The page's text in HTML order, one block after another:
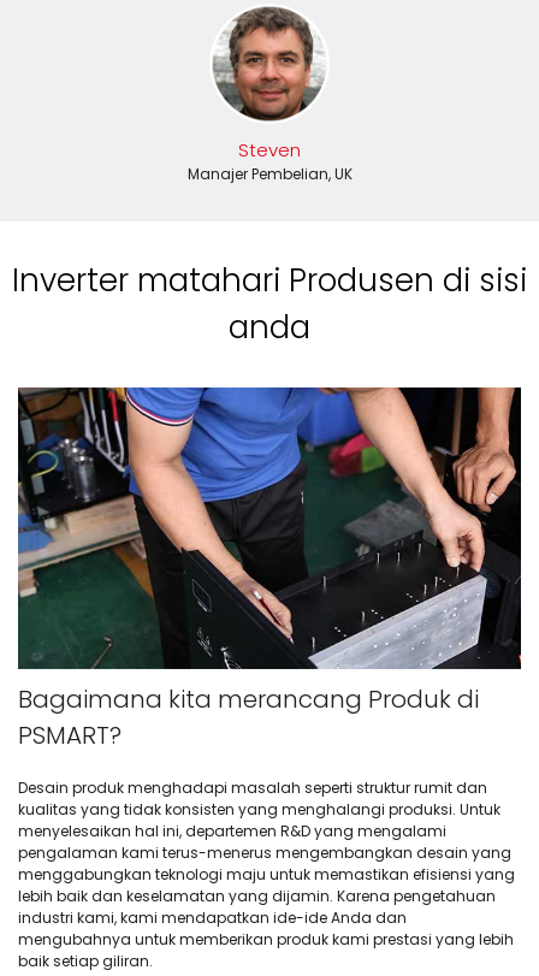
Steven
Manajer Pembelian, UK
Inverter matahari Produsen di sisi
anda
Bagaimana kita merancang Produk di
PSMART?
Desain produk menghadapi masalah seperti struktur rumit dan
kualitas yang tidak konsisten yang menghalangi produksi. Untuk
menyelesaikan hal ini, departemen R&D yang mengalami
pengalaman kami terus-menerus mengembangkan desain yang
menggabungkan teknologi maju untuk memastikan efisiensi yang
lebih baik dan keselamatan yang dijamin. Karena pengetahuan
industri kami, kami mendapatkan ide-ide Anda dan
mengubahnya untuk memberikan produk kami prestasi yang lebih
baik setiap giliran.